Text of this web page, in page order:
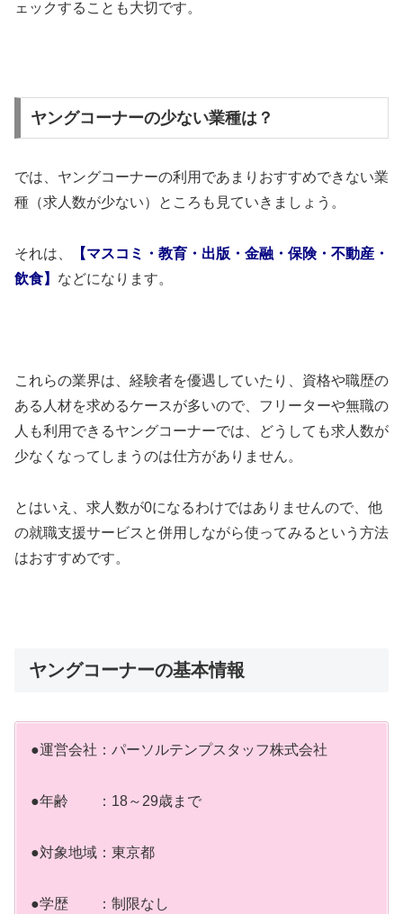
ェックすることも大切です。
ヤングコーナーの少ない業種は？
では、ヤングコーナーの利用であまりおすすめできない業
種（求人数が少ない）ところも見ていきましょう。
それは、
【マスコミ・教育・出版・金融・保険・不動産・
飲食】 などになります。
これらの業界は、経験者を優遇していたり、資格や職歴の
ある人材を求めるケースが多いので、フリーターや無職の
人も利用できるヤングコーナーでは、どうしても求人数が
少なくなってしまうのは仕方がありません。
とはいえ、求人数が0になるわけではありませんので、他
の就職支援サービスと併用しながら使ってみるという方法
はおすすめです。
ヤングコーナーの基本情報
●運営会社：パーソルテンプスタッフ株式会社
●年齢 ：18～29歳まで
●対象地域：東京都
●学歴 ：制限なし